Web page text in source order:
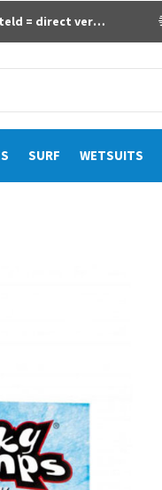
SURF WETSUITS
= direct verzonden